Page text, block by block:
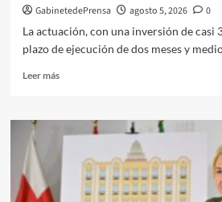
de
últimas
décadas
GabinetedePrensa agosto 5, 2026
0
La actuación, con una inversión de casi
plazo de ejecución de dos meses y
Leer másLeer
Adjudicadas
las
regeneración
urbana